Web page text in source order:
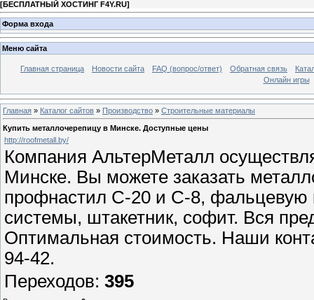
[БЕСПЛАТНЫЙ ХОСТИНГ F4Y.RU]
Форма входа
Меню сайта
Главная страница Новости сайта FAQ (вопрос/ответ) Обратная связь
Онлайн игры
Главная » Каталог сайтов » Производство » Строительные материалы
Купить металлочерепицу в Минске. Доступные цены
http://roofmetall.by/
Компания АльтерМеталл
Минске. Вы можете заказать
профнастил С-20 и С-8, фальцевую
системы, штакетник, софит. Вся
Оптимальная стоимость. Наши
94-42.
Переходов: 395